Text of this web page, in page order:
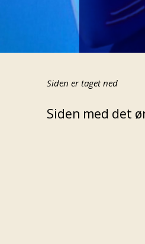
Siden er taget ned
Siden med det